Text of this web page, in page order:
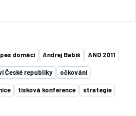
pes domácí Andrej Babiš ANO 2011
České republiky očkování
tisková konference strategie